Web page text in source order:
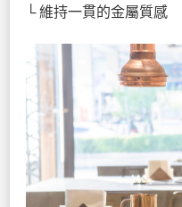
└ 維持一貫的金屬質感